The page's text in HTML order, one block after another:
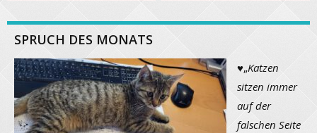
SPRUCH DES MONATS
♥„Katzen
sitzen immer
auf der
falschen Seite